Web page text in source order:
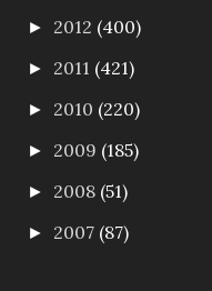
► 2012 (400)
► 2011 (421)
► 2010 (220)
► 2009 (185)
► 2008 (51)
► 2007 (87)